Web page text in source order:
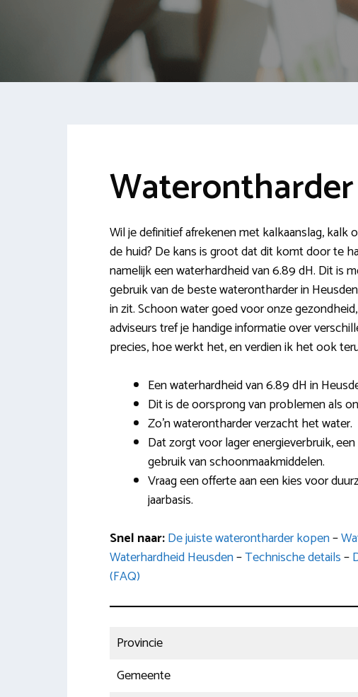
Wil je definitief afrekenen met kalkaanslag, kalk
de huid? De kans is groot dat dit komt door te
namelijk een waterhardheid van 6.89 dH. Dit is
gebruik van de beste waterontharder in
in zit. Schoon water goed voor onze
adviseurs tref je handige informatie over
precies, hoe werkt het, en verdien ik het ook
Een waterhardheid van 6.89 dH in
Dit is de oorsprong van problemen als
Zo’n waterontharder verzacht het water.
Dat zorgt voor lager energieverbruik,
gebruik van schoonmaakmiddelen.
Vraag een offerte aan een kies voor
jaarbasis.
Snel naar:De juiste waterontharder kopen–
Waterhardheid Heusden–Technische details–
(FAQ)
Provincie
Gemeente